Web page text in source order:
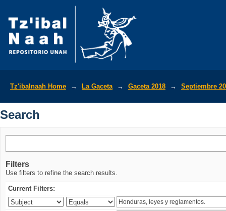
Tz'ibalnaah Home → La Gaceta → Gaceta 2018 → Septiembre
Search
Filters
Use filters to refine the search results.
Current Filters: